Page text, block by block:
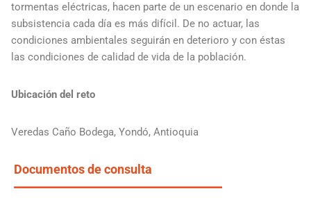
tormentas eléctricas, hacen parte de un escenario en donde la
subsistencia cada día es más difícil. De no actuar, las
condiciones ambientales seguirán en deterioro y con éstas
las condiciones de calidad de vida de la población.
Ubicación del reto
Veredas Caño Bodega, Yondó, Antioquia
Documentos de consulta